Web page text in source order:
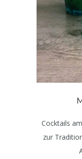
Cocktails
zur